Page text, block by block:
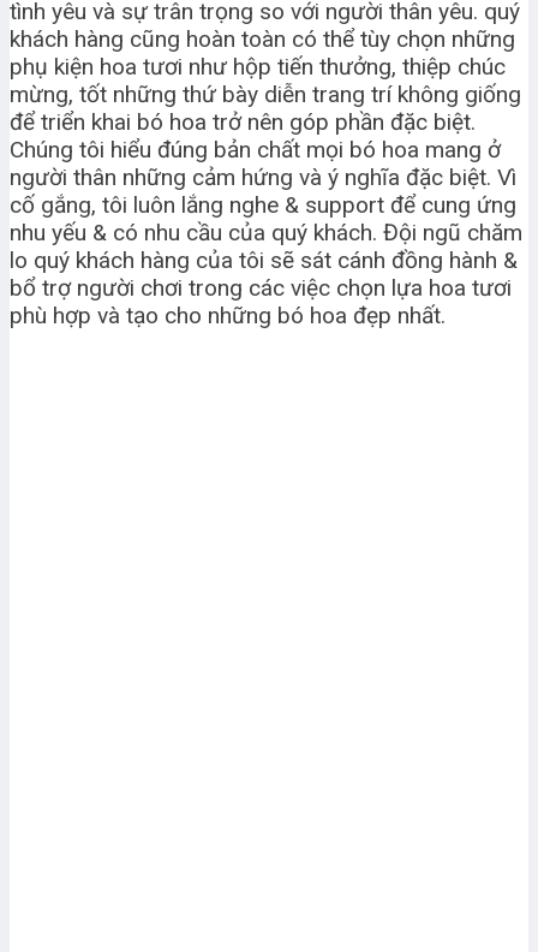
tình yêu và sự trân trọng so với người thân yêu. quý
khách hàng cũng hoàn toàn có thể tùy chọn những
phụ kiện hoa tươi như hộp tiến thưởng, thiệp chúc
mừng, tốt những thứ bày diễn trang trí không giống
để triển khai bó hoa trở nên góp phần đặc biệt.
Chúng tôi hiểu đúng bản chất mọi bó hoa mang ở
người thân những cảm hứng và ý nghĩa đặc biệt. Vì
cố gắng, tôi luôn lắng nghe & support để cung ứng
nhu yếu & có nhu cầu của quý khách. Đội ngũ chăm
lo quý khách hàng của tôi sẽ sát cánh đồng hành &
bổ trợ người chơi trong các việc chọn lựa hoa tươi
phù hợp và tạo cho những bó hoa đẹp nhất.